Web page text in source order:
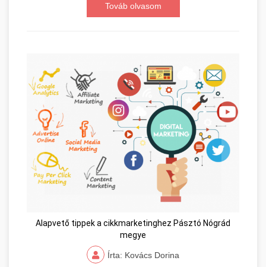
Továb olvasom
Alapvető tippek a cikkmarketinghez Pásztó Nógrád
megye
Írta: Kovács Dorina